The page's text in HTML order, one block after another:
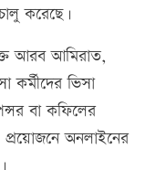
করেছে।
আরব আমিরাত,
কর্মীদের ভিসা
বা কফিলের
অনলাইনের